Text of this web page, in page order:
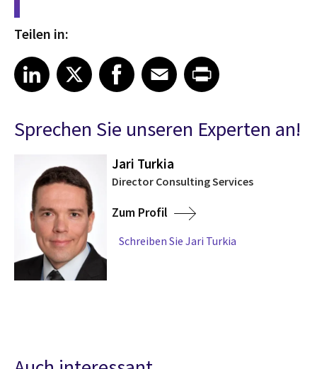
Teilen in:
Share article on LinkedIn
LinkedIn
Share article on XShare article on Facebook
Facebook
Share article on Email
EmailShare article on Print
Sprechen Sie unseren Experten an!
Jari Turkia
Director Consulting Services
Zum Profil
Schreiben Sie Jari Turkia